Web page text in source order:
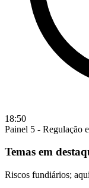
18:50
Painel 5 - Regulação
Temas em
Riscos fundiários;